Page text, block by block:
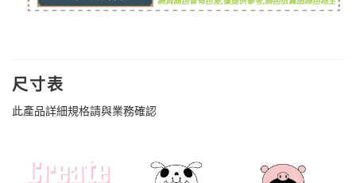
尺寸表
此產品詳細規格請與業務確認